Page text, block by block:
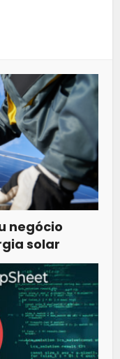
negócio
solar